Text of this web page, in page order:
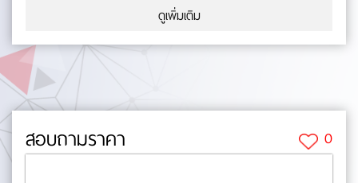
ดูเพิ่มเติม
สอบถามราคา 0